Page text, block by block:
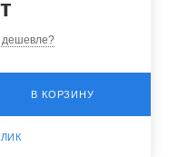
В КОРЗИНУ